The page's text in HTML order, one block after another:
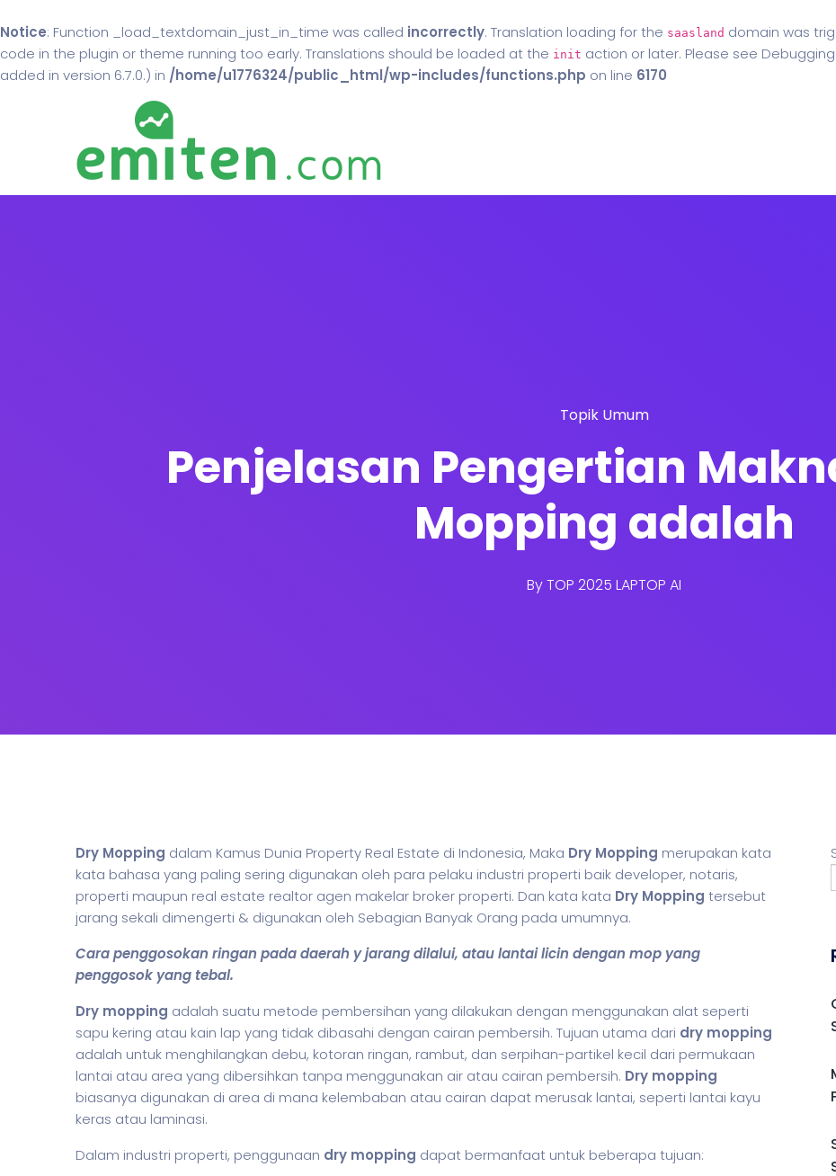
Notice: Function _load_textdomain_just_in_time was called incorrectly. Translation loading for the saasland domain was
code in the plugin or theme running too early. Translations should be loaded at the init action or later. Please see
added in version 6.7.0.) in /home/u1776324/public_html/wp-includes/functions.php on line 6170
Topik Umum
Penjelasan Pengertian
Mopping adalah
ByTOP 2025 LAPTOP AI
Dry Mopping dalam Kamus Dunia Property Real Estate di Indonesia, Maka Dry Mopping merupakan kata
kata bahasa yang paling sering digunakan oleh para pelaku industri properti baik developer, notaris,
properti maupun real estate realtor agen makelar broker properti. Dan kata kata Dry Mopping tersebut
jarang sekali dimengerti & digunakan oleh Sebagian Banyak Orang pada umumnya.
Cara penggosokan ringan pada daerah y jarang dilalui, atau lantai licin dengan mop yang
penggosok yang tebal.
Dry mopping adalah suatu metode pembersihan yang dilakukan dengan menggunakan alat seperti
sapu kering atau kain lap yang tidak dibasahi dengan cairan pembersih. Tujuan utama dari dry mopping
adalah untuk menghilangkan debu, kotoran ringan, rambut, dan serpihan-partikel kecil dari permukaan
lantai atau area yang dibersihkan tanpa menggunakan air atau cairan pembersih. Dry mopping
biasanya digunakan di area di mana kelembaban atau cairan dapat merusak lantai, seperti lantai kayu
keras atau laminasi.
Dalam industri properti, penggunaan dry mopping dapat bermanfaat untuk beberapa tujuan: